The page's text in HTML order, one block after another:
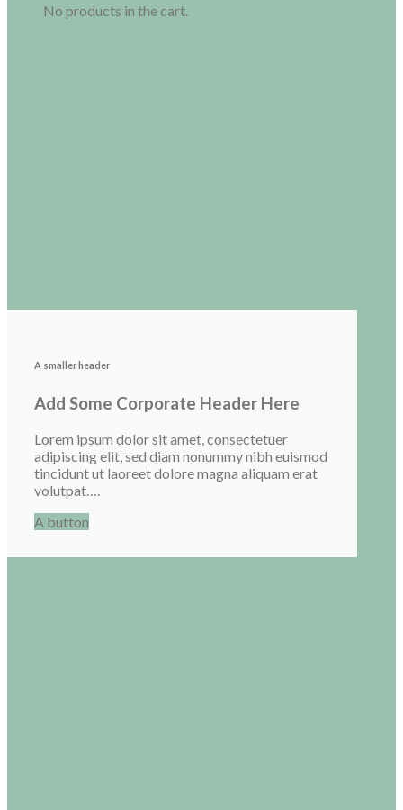
No products in the cart.
A smaller header
Add Some Corporate Header Here
Lorem ipsum dolor sit amet, consectetuer
adipiscing elit, sed diam nonummy nibh euismod
tincidunt ut laoreet dolore magna aliquam erat
volutpat….
A button